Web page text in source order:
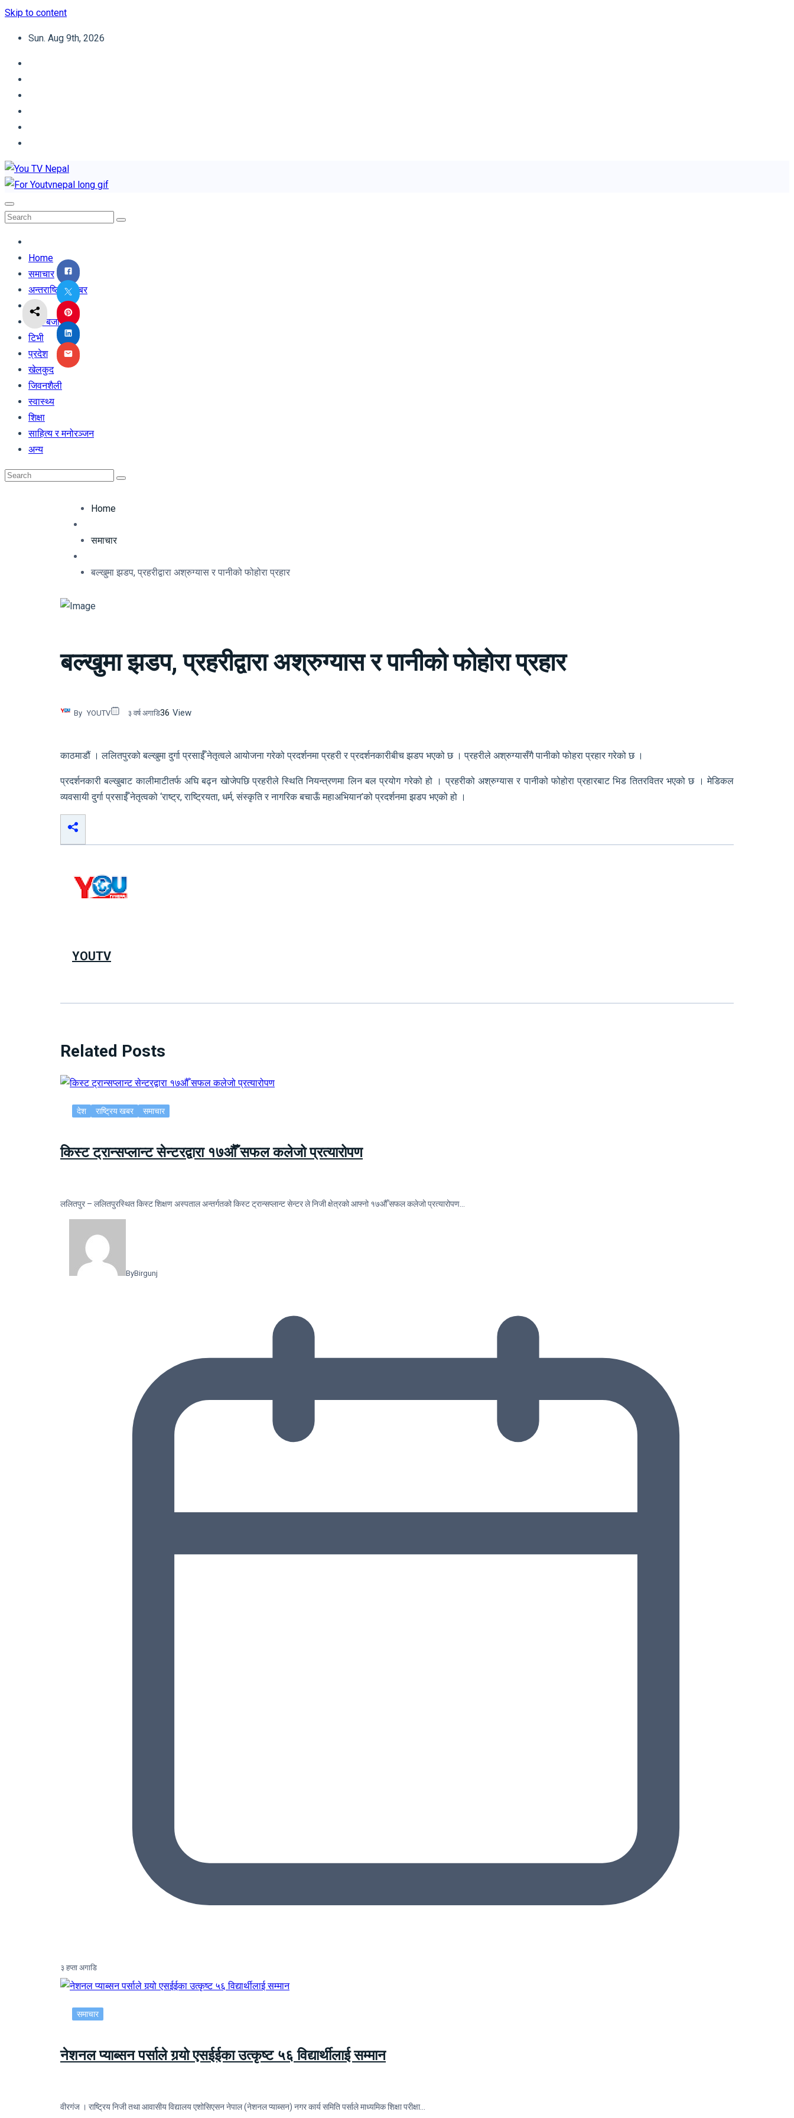
Skip to content
Sun. Aug 9th, 2026
Home
समाचार
अन्तराष्ट्रिय खबर
अर्थ
शेयर बजार
टिभी
प्रदेश
खेलकुद
जिवनशैली
स्वास्थ्य
शिक्षा
साहित्य र मनोरञ्जन
अन्य
Home
समाचार
बल्खुमा झडप, प्रहरीद्वारा अश्रुग्यास र पानीको फोहोरा प्रहार
बल्खुमा झडप, प्रहरीद्वारा अश्रुग्यास र पानीको फोहोरा प्रहार
By YOUTV ३ वर्ष अगाडि36 View
काठमाडौं । ललितपुरको बल्खुमा दुर्गा प्रसाईँ नेतृत्वले आयोजना गरेको प्रदर्शनमा प्रहरी र प्रदर्शनकारीबीच झडप भएको छ । प्रहरीले अश्रुग्यासँगै पानीको फोहरा प्रहार गरेको छ ।
प्रदर्शनकारी बल्खुबाट कालीमाटीतर्फ अघि बढ्न खोजेपछि प्रहरीले स्थिति नियन्त्रणमा लिन बल प्रयोग गरेको हो । प्रहरीको अश्रुग्यास र पानीको फोहोरा प्रहारबाट भिड तितरवितर भएको छ । मेडिकल
व्यवसायी दुर्गा प्रसाईँ नेतृत्वको ‘राष्ट्र, राष्ट्रियता, धर्म, संस्कृति र नागरिक बचाऊँ महाअभियान’को प्रदर्शनमा झडप भएको हो ।
YOUTV
Related Posts
देश राष्ट्रिय खबर समाचार
किस्ट ट्रान्सप्लान्ट सेन्टरद्वारा १७औँ सफल कलेजो प्रत्यारोपण
ललितपुर – ललितपुरस्थित किस्ट शिक्षण अस्पताल अन्तर्गतको किस्ट ट्रान्सप्लान्ट सेन्टर ले निजी क्षेत्रको आफ्नो १७औँ सफल कलेजो प्रत्यारोपण…
ByBirgunj
३ हप्ता अगाडि
समाचार
नेशनल प्याब्सन पर्साले गर्‍यो एसईईका उत्कृष्ट ५६ विद्यार्थीलाई सम्मान
वीरगंज । राष्ट्रिय निजी तथा आवासीय विद्यालय एशोसिएसन नेपाल (नेशनल प्याब्सन) नगर कार्य समिति पर्साले माध्यमिक शिक्षा परीक्षा…